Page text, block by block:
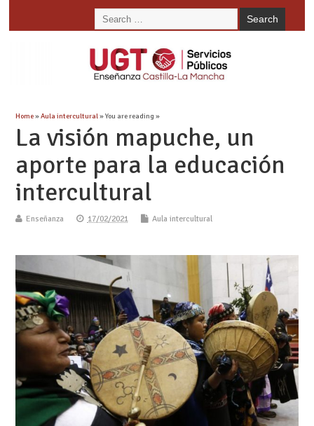
Home»Aula intercultural» You are reading »
La visión mapuche, un
aporte para la educación
intercultural
Enseñanza 17/02/2021 Aula intercultural